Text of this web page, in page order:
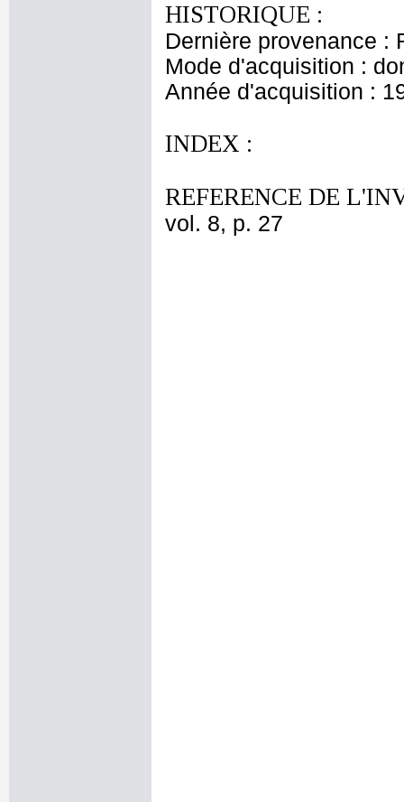
HISTORIQUE :
Dernière provenance :
Mode d'acquisition :
Année d'acquisition :
INDEX :
REFERENCE DE
vol. 8, p. 27